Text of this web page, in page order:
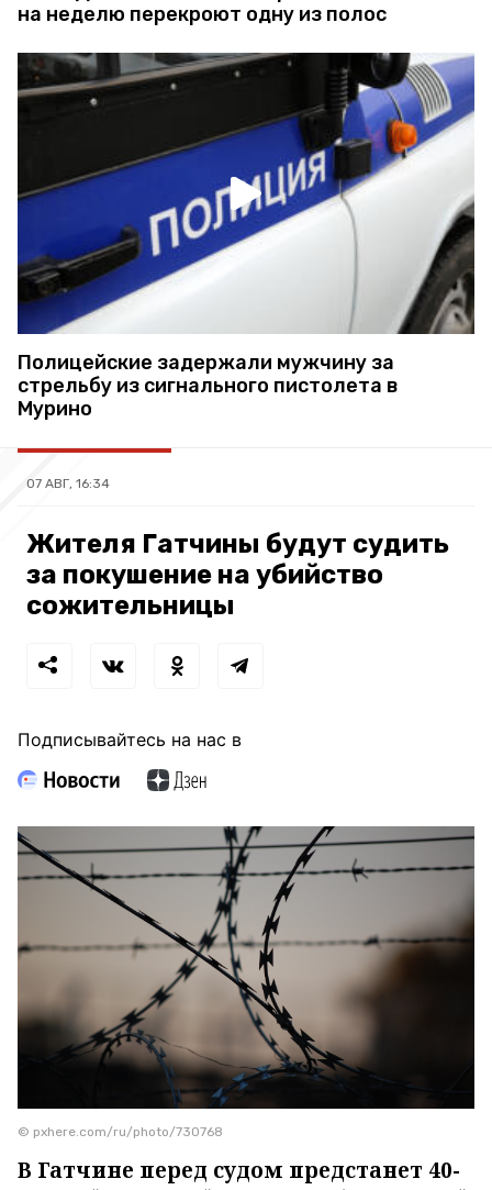
на неделю перекроют одну из полос
Полицейские задержали мужчину за
стрельбу из сигнального пистолета в
Мурино
07 АВГ, 16:34
Жителя Гатчины будут судить
за покушение на убийство
сожительницы
Подписывайтесь на нас в
© pxhere.com/ru/photo/730768
В Гатчине перед судом предстанет 40-